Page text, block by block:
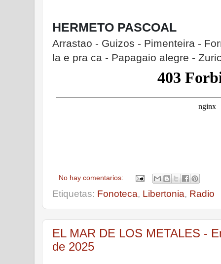
HERMETO PASCOAL
Arrastao - Guizos - Pimenteira -
la e pra ca - Papagaio alegre -
No hay comentarios:
Etiquetas: Fonoteca, Libertonia, Radio
EL MAR DE LOS METALES -
de 2025